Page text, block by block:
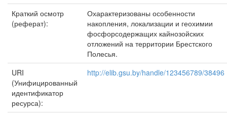
Краткий осмотр
(реферат):
Охарактеризованы особенности
накопления, локализации и геохимии
фосфорсодержащих кайнозойских
отложений на территории Брестского
Полесья.
URI
(Унифицированный
идентификатор
ресурса):
http://elib.gsu.by/handle/123456789/38496